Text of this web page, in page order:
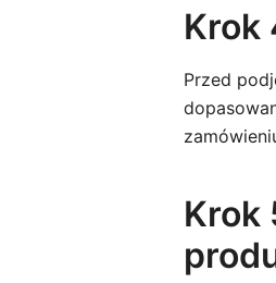
Krok
Przed
Krok